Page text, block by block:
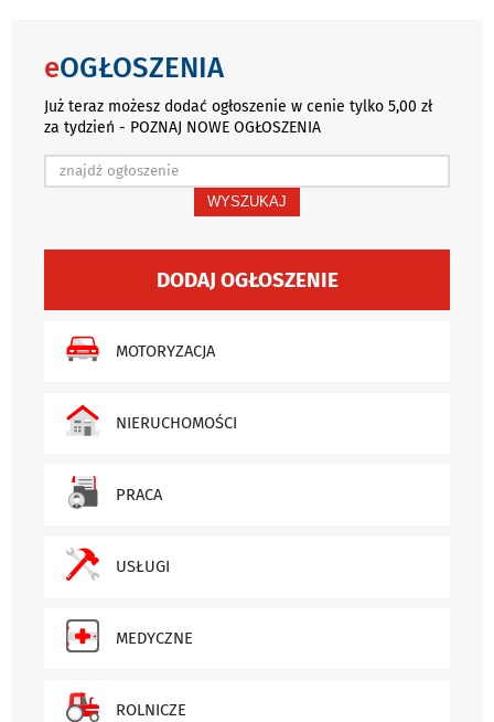
eOGŁOSZENIA
Już teraz możesz dodać ogłoszenie w cenie tylko 5,00 zł
za tydzień - POZNAJ NOWE OGŁOSZENIA
WYSZUKAJ
DODAJ OGŁOSZENIE
MOTORYZACJA
NIERUCHOMOŚCI
PRACA
USŁUGI
MEDYCZNE
ROLNICZE